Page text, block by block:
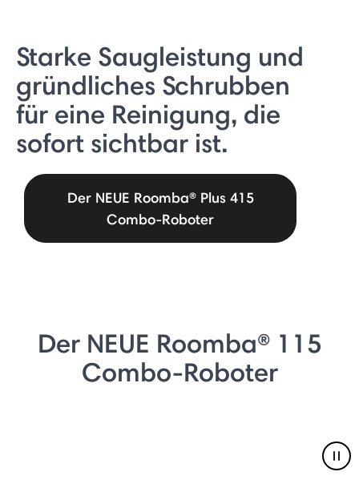
Starke Saugleistung und
gründliches Schrubben
für eine Reinigung, die
sofort sichtbar ist.
Der NEUE Roomba® Plus 415
Combo-Roboter
Der NEUE Roomba® 115
Combo-Roboter